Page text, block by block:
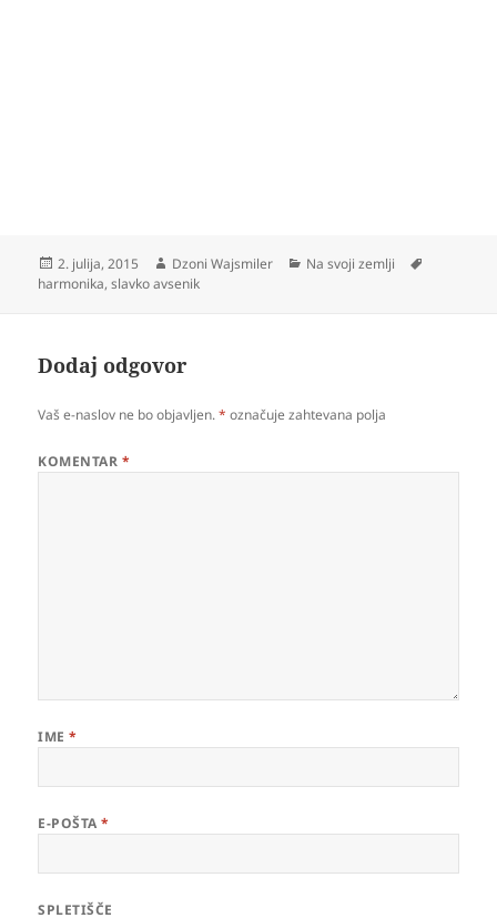
Objavljeno
dne
2. julija, 2015 Avtor
Dzoni Wajsmiler Kategorije
Na svoji zemlji
harmonika,slavko avsenik
Dodaj odgovor
Vaš e-naslov ne bo objavljen. * označuje zahtevana polja
KOMENTAR *
IME*
E-POŠTA*
SPLETIŠČE